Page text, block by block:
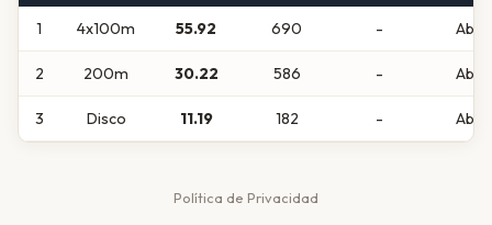
1 4x100m 55.92 690 -
2 200m 30.22 586 -
3 Disco 11.19 182 -
Política de Privacidad